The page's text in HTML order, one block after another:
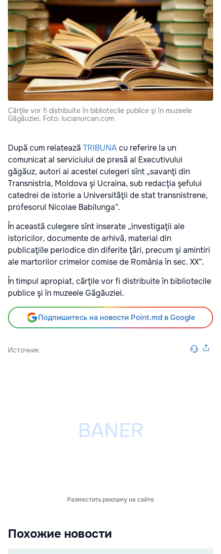
Cărţile vor fi distribuite în bibliotecile publice şi în muzeele
Găgăuziei. Foto: lucianurcan.com
După cum relatează TRIBUNAcu referire la un
comunicat al serviciului de presă al Executivului
găgăuz, autori ai acestei culegeri sînt „savanţi din
Transnistria, Moldova şi Ucraina, sub redacţia şefului
catedrei de istorie a Universităţii de stat transnistrene,
profesorul Nicolae Babilunga”.
În această culegere sînt inserate „investigaţii ale
istoricilor, documente de arhivă, material din
publicaţiile periodice din diferite ţări, precum şi amintiri
ale martorilor crimelor comise de România în sec. XX”.
În timpul apropiat, cărţile vor fi distribuite în bibliotecile
publice şi în muzeele Găgăuziei.
Подпишитесь на новости Point.md в Google
Источник
Разместить рекламу на сайте
Похожие новости